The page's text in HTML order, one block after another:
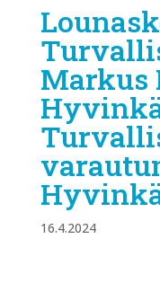
Markus
16.4.2024